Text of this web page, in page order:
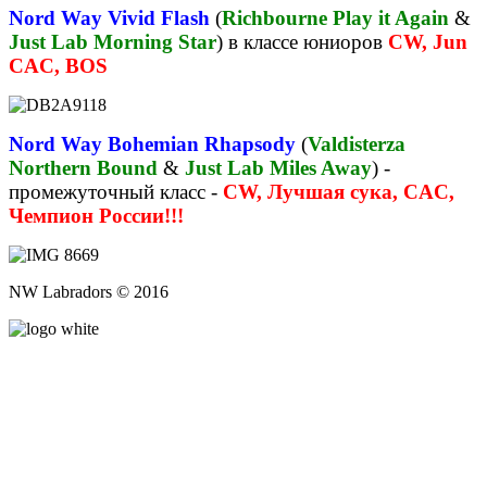
Nord Way Vivid Flash (Richbourne Play it Again &
Just Lab Morning Star) в классе юниоров CW, Jun
CAC, BOS
Nord Way Bohemian Rhapsody (Valdisterza
Northern Bound & Just Lab Miles Away) -
промежуточный класс - CW, Лучшая сука, CAC,
Чемпион России!!!
NW Labradors © 2016